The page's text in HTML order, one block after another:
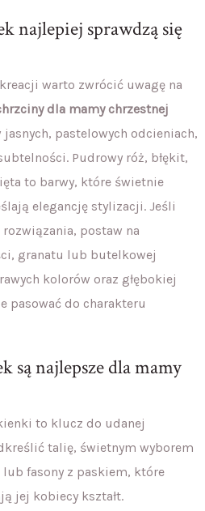
najlepiej sprawdzą się
warto zwrócić uwagę na
dla mamy chrzestnej
pastelowych odcieniach,
Pudrowy róż, błękit,
to barwy, które świetnie
elegancję stylizacji. Jeśli
postaw na
granatu lub butelkowej
kolorów oraz głębokiej
pasować do charakteru
są najlepsze dla mamy
to klucz do udanej
talię, świetnym wyborem
fasony z paskiem, które
jej kobiecy kształt.